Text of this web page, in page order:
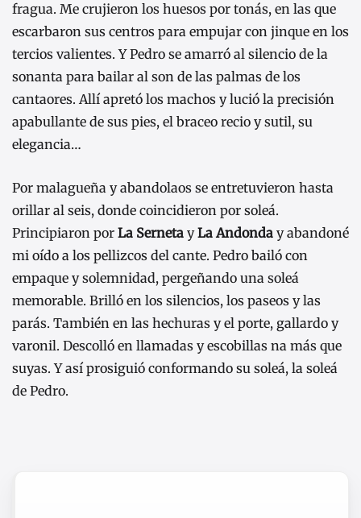
fragua. Me crujieron los huesos por tonás, en las que
escarbaron sus centros para empujar con jinque en los
tercios valientes. Y Pedro se amarró al silencio de la
sonanta para bailar al son de las palmas de los
cantaores. Allí apretó los machos y lució la precisión
apabullante de sus pies, el braceo recio y sutil, su
elegancia…
Por malagueña y abandolaos se entretuvieron hasta
orillar al seis, donde coincidieron por soleá.
Principiaron por La Serneta yLa Andonda y abandoné
mi oído a los pellizcos del cante. Pedro bailó con
empaque y solemnidad, pergeñando una soleá
memorable. Brilló en los silencios, los paseos y las
parás. También en las hechuras y el porte, gallardo y
varonil. Descolló en llamadas y escobillas na más que
suyas. Y así prosiguió conformando su soleá, la soleá
de Pedro.